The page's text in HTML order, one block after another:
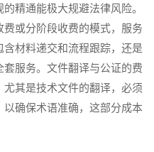
精通能极大规避法律风险。
或分阶段收费的模式，服务
材料递交和流程跟踪，还是
服务。文件翻译与公证的费
其是技术文件的翻译，必须
确保术语准确，这部分成本